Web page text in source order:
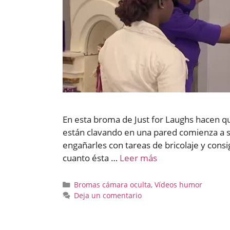
En esta broma de Just for Laughs hacen
están clavando en una pared comienza
engañarles con tareas de bricolaje y
cuanto ésta … Leer más
Categorías
Bromas cámara oculta, Vídeos humor
Deja un comentario